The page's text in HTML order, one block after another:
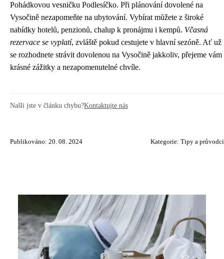
Pohádkovou vesničku Podlesíčko. Při plánování dovolené na
Vysočině nezapomeňte na ubytování. Vybírat můžete z široké
nabídky hotelů, penzionů, chalup k pronájmu i kempů. Včasná
rezervace se vyplatí, zvláště pokud cestujete v hlavní sezóně. Ať už
se rozhodnete strávit dovolenou na Vysočině jakkoliv, přejeme vám
krásné zážitky a nezapomenutelné chvíle.
Našli jste v článku chybu?Kontaktujte nás
Publikováno: 20. 08. 2024 Kategorie: Tipy a průvodci